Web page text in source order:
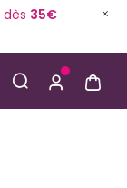
dès 35€